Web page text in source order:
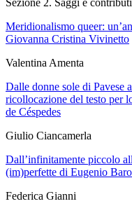
Sezione 2. Saggi e contributi
Meridionalismo queer:
Giovanna Cristina Vivinetto
Valentina Amenta
Dalle donne sole di Pavese
ricollocazione del testo per
de Céspedes
Giulio Ciancamerla
Dall’infinitamente piccolo
(im)perfette di Eugenio
Federica Gianni